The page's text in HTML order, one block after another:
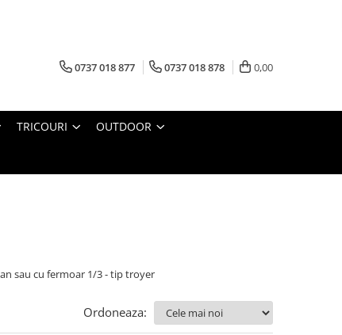
0737 018 877 0737 018 878 0,00
TRICOURI OUTDOOR
sau cu fermoar 1/3 - tip troyer
Ordoneaza: